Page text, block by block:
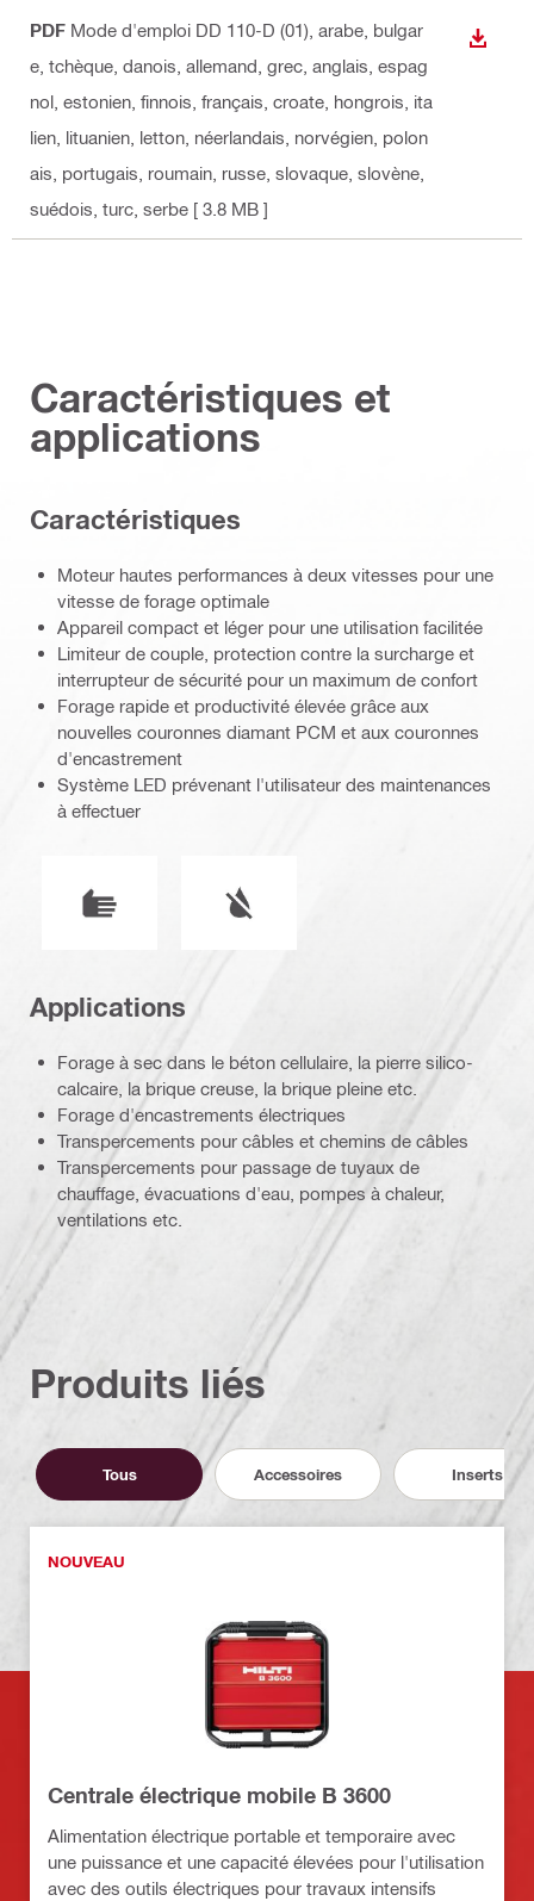
PDF Mode d'emploi DD 110-D (01) , arabe, bulgar
e, tchèque, danois, allemand, grec, anglais, espag
nol, estonien, finnois, français, croate, hongrois, ita
lien, lituanien, letton, néerlandais, norvégien, polon
ais, portugais, roumain, russe, slovaque, slovène,
suédois, turc, serbe [ 3.8 MB ]
Caractéristiques et
applications
Caractéristiques
Moteur hautes performances à deux vitesses pour une
vitesse de forage optimale
Appareil compact et léger pour une utilisation facilitée
Limiteur de couple, protection contre la surcharge et
interrupteur de sécurité pour un maximum de confort
Forage rapide et productivité élevée grâce aux
nouvelles couronnes diamant PCM et aux couronnes
d'encastrement
Système LED prévenant l'utilisateur des maintenances
à effectuer
Applications
Forage à sec dans le béton cellulaire, la pierre silico-
calcaire, la brique creuse, la brique pleine etc.
Forage d'encastrements électriques
Transpercements pour câbles et chemins de câbles
Transpercements pour passage de tuyaux de
chauffage, évacuations d'eau, pompes à chaleur,
ventilations etc.
Produits liés
Tous Accessoires Inserts
NOUVEAU
Centrale électrique mobile B 3600
Alimentation électrique portable et temporaire avec
une puissance et une capacité élevées pour l'utilisation
avec des outils électriques pour travaux intensifs